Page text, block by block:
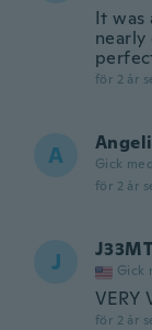
It was
nearly
för 2 år
A Gick
för 2 år
J Gick
VERY
för 2 år